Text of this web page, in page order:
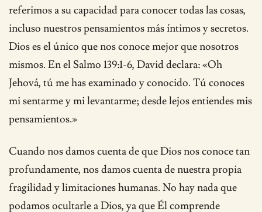
referimos a su capacidad para conocer todas las cosas,
incluso nuestros pensamientos más íntimos y secretos.
Dios es el único que nos conoce mejor que nosotros
mismos. En el Salmo 139:1-6, David declara: «Oh
Jehová, tú me has examinado y conocido. Tú conoces
mi sentarme y mi levantarme; desde lejos entiendes mis
pensamientos.»
Cuando nos damos cuenta de que Dios nos conoce tan
profundamente, nos damos cuenta de nuestra propia
fragilidad y limitaciones humanas. No hay nada que
podamos ocultarle a Dios, ya que Él comprende